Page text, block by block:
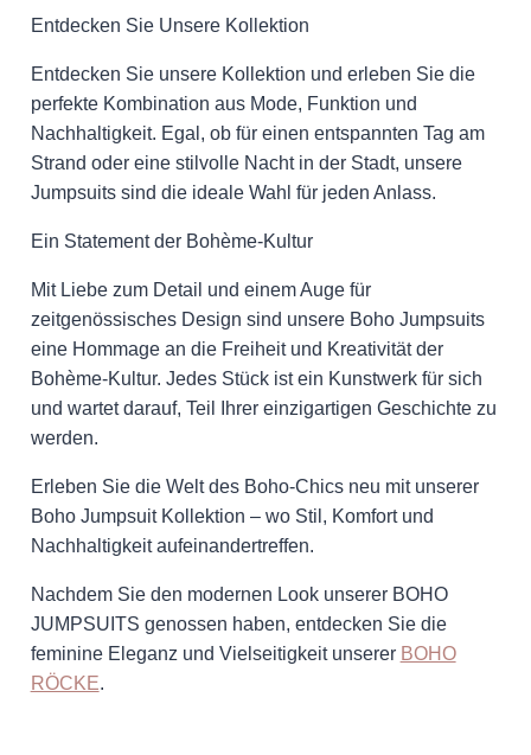
Entdecken Sie Unsere Kollektion
Entdecken Sie unsere Kollektion und erleben Sie die
perfekte Kombination aus Mode, Funktion und
Nachhaltigkeit. Egal, ob für einen entspannten Tag am
Strand oder eine stilvolle Nacht in der Stadt, unsere
Jumpsuits sind die ideale Wahl für jeden Anlass.
Ein Statement der Bohème-Kultur
Mit Liebe zum Detail und einem Auge für
zeitgenössisches Design sind unsere Boho Jumpsuits
eine Hommage an die Freiheit und Kreativität der
Bohème-Kultur. Jedes Stück ist ein Kunstwerk für sich
und wartet darauf, Teil Ihrer einzigartigen Geschichte zu
werden.
Erleben Sie die Welt des Boho-Chics neu mit unserer
Boho Jumpsuit Kollektion – wo Stil, Komfort und
Nachhaltigkeit aufeinandertreffen.
Nachdem Sie den modernen Look unserer BOHO
JUMPSUITS genossen haben, entdecken Sie die
feminine Eleganz und Vielseitigkeit unserer BOHO
RÖCKE.